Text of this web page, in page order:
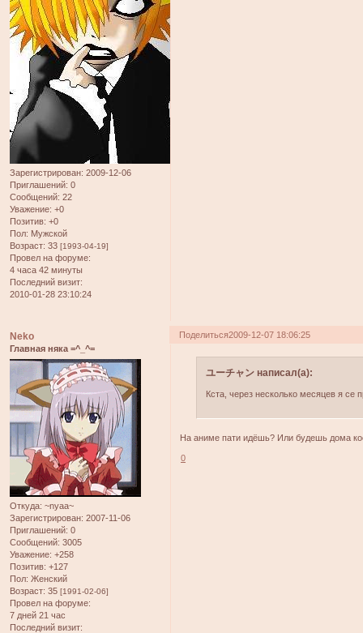
Зарегистрирован: 2009-12-06
Приглашений: 0
Сообщений: 22
Уважение: +0
Позитив: +0
Пол: Мужской
Возраст: 33 [1993-04-19]
Провел на форуме:
4 часа 42 минуты
Последний визит:
2010-01-28 23:10:24
Поделиться2009-12-07 18:06:25
Neko
Главная няка =^_^=
Откуда: ~nyaa~
Зарегистрирован: 2007-11-06
Приглашений: 0
Сообщений: 3005
Уважение: +258
Позитив: +127
Пол: Женский
Возраст: 35 [1991-02-06]
Провел на форуме:
7 дней 21 час
Последний визит:
ユーチャン написал(а):
Кста, через несколько месяцев я се
На аниме пати идёшь? Или будешь дома
0